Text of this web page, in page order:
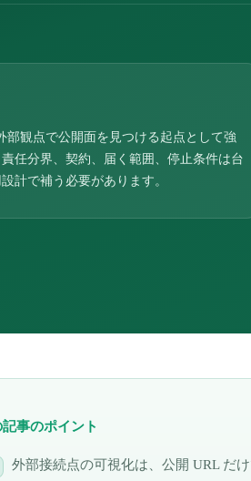
部観点で公開面を見つける起点として強
任分界、契約、届く範囲、停止条件は台
計で補う必要があります。
事のポイント
外部接続点の可視化は、公開 URL だ